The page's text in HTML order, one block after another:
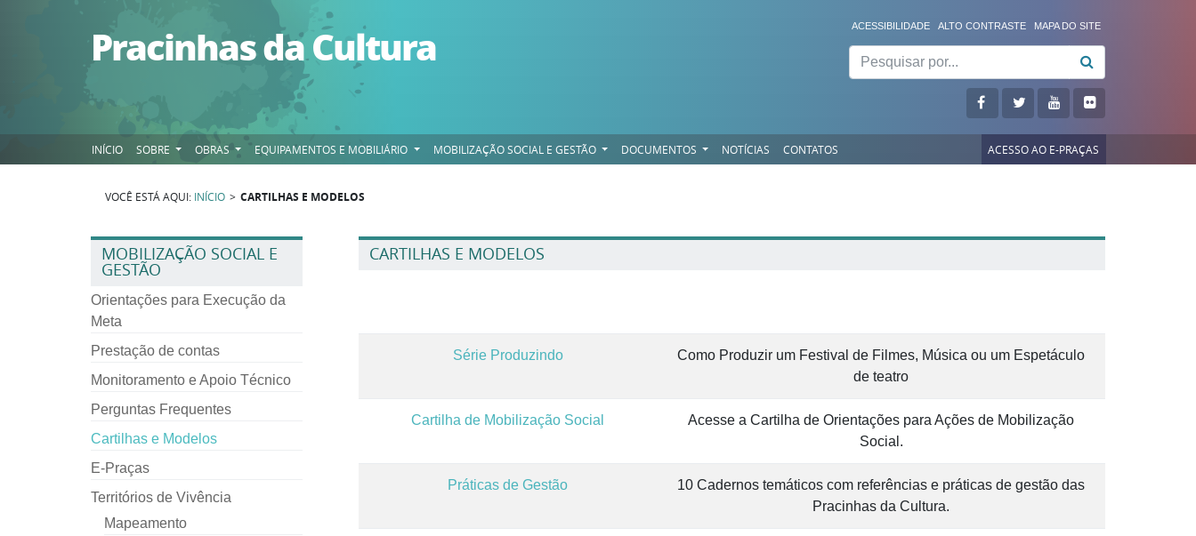
Pracinhas da Cultura ACESSIBILIDADE ALTO CONTRASTE MAPA DO SITE
INÍCIO SOBRE OBRAS EQUIPAMENTOS E MOBILIÁRIO MOBILIZAÇÃO SOCIAL E GESTÃO DOCUMENTOS NOTÍCIAS CONTATOS ACESSO AO E-PRAÇAS
VOCÊ ESTÁ AQUI: INÍCIO > CARTILHAS E MODELOS
MOBILIZAÇÃO SOCIAL E
GESTÃO
Orientações para Execução da
Meta
Prestação de contas
Monitoramento e Apoio Técnico
Perguntas Frequentes
Cartilhas e Modelos
E-Praças
Territórios de Vivência
Mapeamento
CARTILHAS E MODELOS
Série Produzindo
Como Produzir um Festival de Filmes, Música ou um Espetáculo
de teatro
Cartilha de Mobilização Social
Acesse a Cartilha de Orientações para Ações de Mobilização
Social.
Práticas de Gestão
10 Cadernos temáticos com referências e práticas de gestão das
Pracinhas da Cultura.